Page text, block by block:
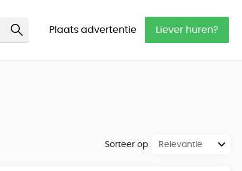
Plaats advertentie Liever huren?
Sorteer op